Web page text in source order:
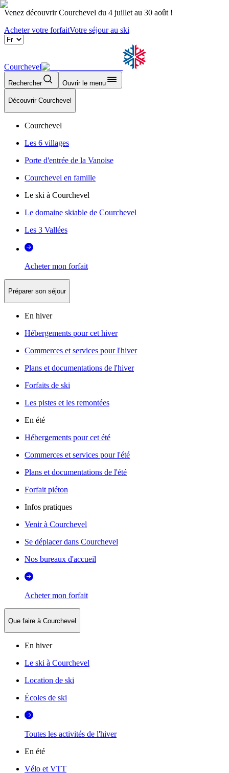
Venez découvrir Courchevel du 4 juillet au 30 août !
Acheter votre forfaitVotre séjour au ski
Courchevel
Rechercher Ouvrir le menu
Découvrir Courchevel
Courchevel
Les 6 villages
Porte d'entrée de la Vanoise
Courchevel en famille
Le ski à Courchevel
Le domaine skiable de Courchevel
Les 3 Vallées
Acheter mon forfait
Préparer son séjour
En hiver
Hébergements pour cet hiver
Commerces et services pour l'hiver
Plans et documentations de l'hiver
Forfaits de ski
Les pistes et les remontées
En été
Hébergements pour cet été
Commerces et services pour l'été
Plans et documentations de l'été
Forfait piéton
Infos pratiques
Venir à Courchevel
Se déplacer dans Courchevel
Nos bureaux d'accueil
Acheter mon forfait
Que faire à Courchevel
En hiver
Le ski à Courchevel
Location de ski
Écoles de ski
Toutes les activités de l'hiver
En été
Vélo et VTT